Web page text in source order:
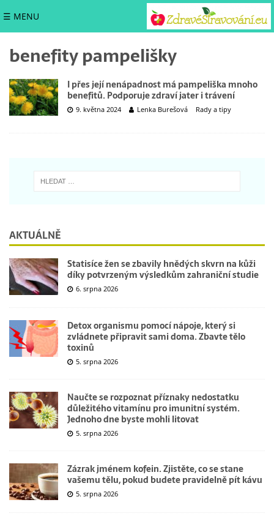
☰ MENU
benefity pampelišky
I přes její nenápadnost má pampeliška mnoho
benefitů. Podporuje zdraví jater i trávení
9. května 2024 Lenka Burešová Rady a tipy
AKTUÁLNĚ
Statisíce žen se zbavily hnědých skvrn na kůži
díky potvrzeným výsledkům zahraniční studie
6. srpna 2026
Detox organismu pomocí nápoje, který si
zvládnete připravit sami doma. Zbavte tělo
toxinů
5. srpna 2026
Naučte se rozpoznat příznaky nedostatku
důležitého vitamínu pro imunitní systém.
Jednoho dne byste mohli litovat
5. srpna 2026
Zázrak jménem kofein. Zjistěte, co se stane
vašemu tělu, pokud budete pravidelně pít kávu
5. srpna 2026